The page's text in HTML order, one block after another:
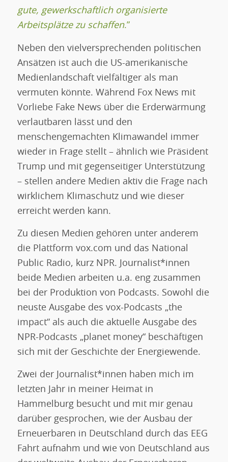
gute, gewerkschaftlich organisierte
Arbeitsplätze zu schaffen.”
Neben den vielversprechenden politischen
Ansätzen ist auch die US-amerikanische
Medienlandschaft vielfältiger als man
vermuten könnte. Während Fox News mit
Vorliebe Fake News über die Erderwärmung
verlautbaren lässt und den
menschengemachten Klimawandel immer
wieder in Frage stellt – ähnlich wie Präsident
Trump und mit gegenseitiger Unterstützung
– stellen andere Medien aktiv die Frage nach
wirklichem Klimaschutz und wie dieser
erreicht werden kann.
Zu diesen Medien gehören unter anderem
die Plattform vox.com und das National
Public Radio, kurz NPR. Journalist*innen
beide Medien arbeiten u.a. eng zusammen
bei der Produktion von Podcasts. Sowohl die
neuste Ausgabe des vox-Podcasts „the
impact“ als auch die aktuelle Ausgabe des
NPR-Podcasts „planet money“ beschäftigen
sich mit der Geschichte der Energiewende.
Zwei der Journalist*innen haben mich im
letzten Jahr in meiner Heimat in
Hammelburg besucht und mit mir genau
darüber gesprochen, wie der Ausbau der
Erneuerbaren in Deutschland durch das EEG
Fahrt aufnahm und wie von Deutschland aus